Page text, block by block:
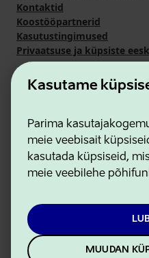
Kasutame
Parima
meie veebisait
kasutada küpsiseid,
meie veebilehe
MUUDAN
Kontaktid
Koostööpartnerid
Kasutustingimused
Privaatsuse ja küpsiste